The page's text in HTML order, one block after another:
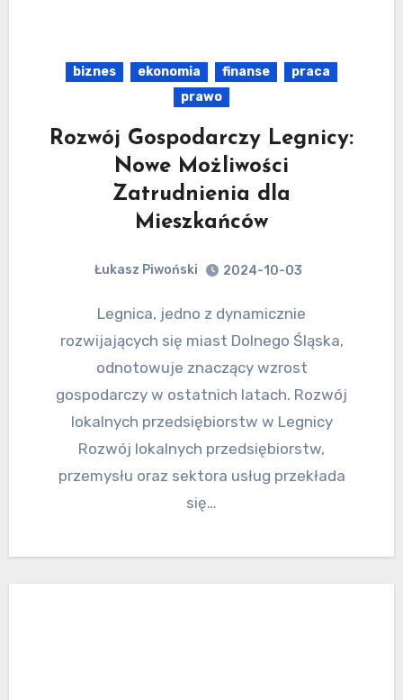
biznes ekonomia finanse
praca
prawo
Rozwój Gospodarczy Legnicy:
Nowe Możliwości
Zatrudnienia dla
Mieszkańców
Łukasz Piwoński 2024-10-03
Legnica, jedno z dynamicznie
rozwijających się miast Dolnego Śląska,
odnotowuje znaczący wzrost
gospodarczy w ostatnich latach. Rozwój
lokalnych przedsiębiorstw w Legnicy
Rozwój lokalnych przedsiębiorstw,
przemysłu oraz sektora usług przekłada
się…